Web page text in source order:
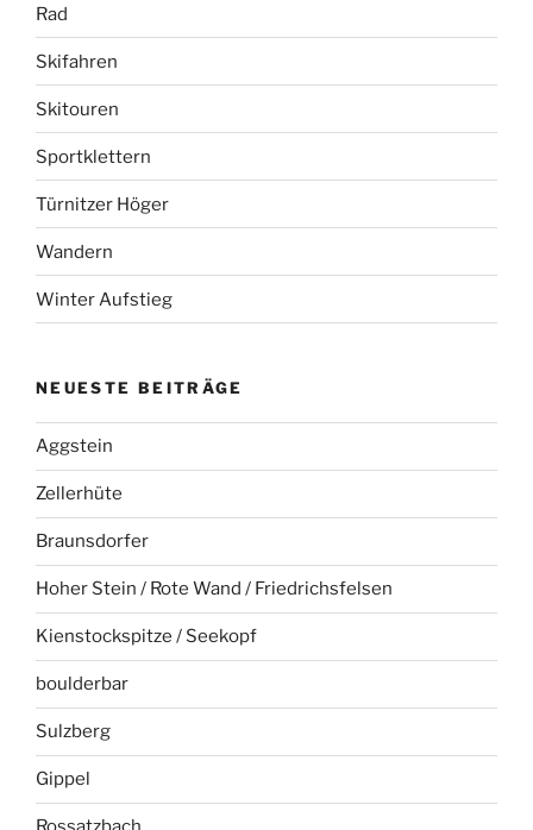
Rad
Skifahren
Skitouren
Sportklettern
Türnitzer Höger
Wandern
Winter Aufstieg
NEUESTE BEITRÄGE
Aggstein
Zellerhüte
Braunsdorfer
Hoher Stein / Rote Wand / Friedrichsfelsen
Kienstockspitze / Seekopf
boulderbar
Sulzberg
Gippel